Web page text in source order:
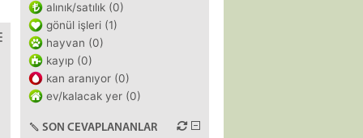
alınık/satılık (0)
gönül işleri (1)
hayvan (0)
kayıp (0)
kan aranıyor (0)
ev/kalacak yer (0)
SON CEVAPLANANLAR